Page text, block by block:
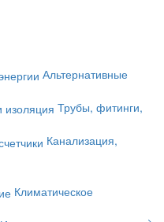
Альтернативные
Трубы, фитинги,
Канализация,
Климатическое